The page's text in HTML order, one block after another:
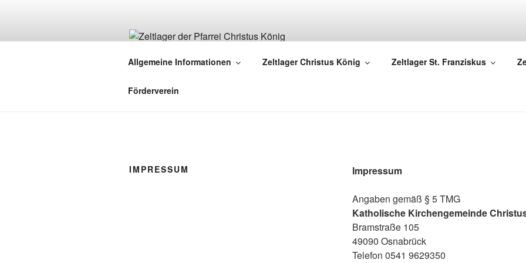
ZELTLAGER DER PFARREI
Allgemeine Informationen Zeltlager Christus König Zeltlager St. Franziskus
Förderverein
IMPRESSUM Impressum
Angaben gemäß § 5 TMG
Katholische Kirchengemeinde
Bramstraße 105
49090 Osnabrück
Telefon 0541 9629350